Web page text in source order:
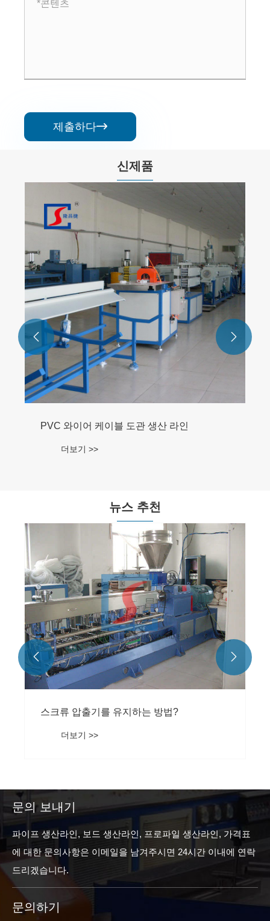
제출하다
신제품
PVC 와이어 케이블 도관 생산 라인
더보기 >>
 
뉴스 추천
기를 유지하는 방법?
파이프 장비의
법은 무엇입니
더보기 >>
 
문의 보내기
파이프 생산라인, 보드 생산라인, 프로파일 생산라인, 가격표
에 대한 문의사항은 이메일을 남겨주시면 24시간 이내에 연락
드리겠습니다.
문의하기